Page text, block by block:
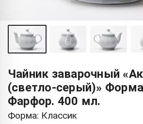
Чайник заварочный
(светло-серый)»
Фарфор. 400 мл.
Форма: Классик